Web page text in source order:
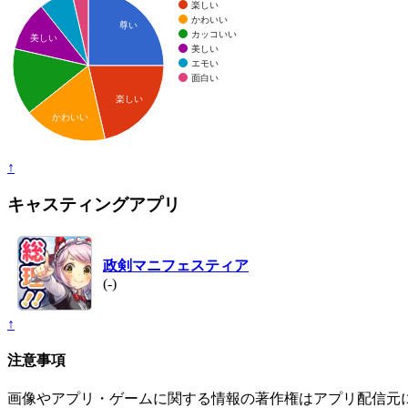
楽しい
かわいい
カッコいい
美しい
エモい
面白い
尊い
楽しい
美しい
かわいい
↑
キャスティングアプリ
政剣マニフェスティア
(-)
↑
注意事項
画像やアプリ・ゲームに関する情報の著作権はアプリ配信元